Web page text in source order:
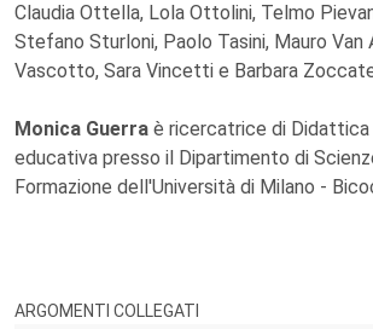
Claudia Ottella, Lola Ottolini, Telmo
Stefano Sturloni, Paolo Tasini, Mauro Van
Vascotto, Sara Vincetti e Barbara
Monica Guerra è ricercatrice di Didattica
educativa presso il Dipartimento di
Formazione dell'Università di Milano -
ARGOMENTI COLLEGATI